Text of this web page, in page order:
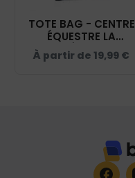
TOTE BAG - CENTRE
ÉQUESTRE LA
GRENADIÈRE - NAVY -
WM101
À partir de 19,99 €